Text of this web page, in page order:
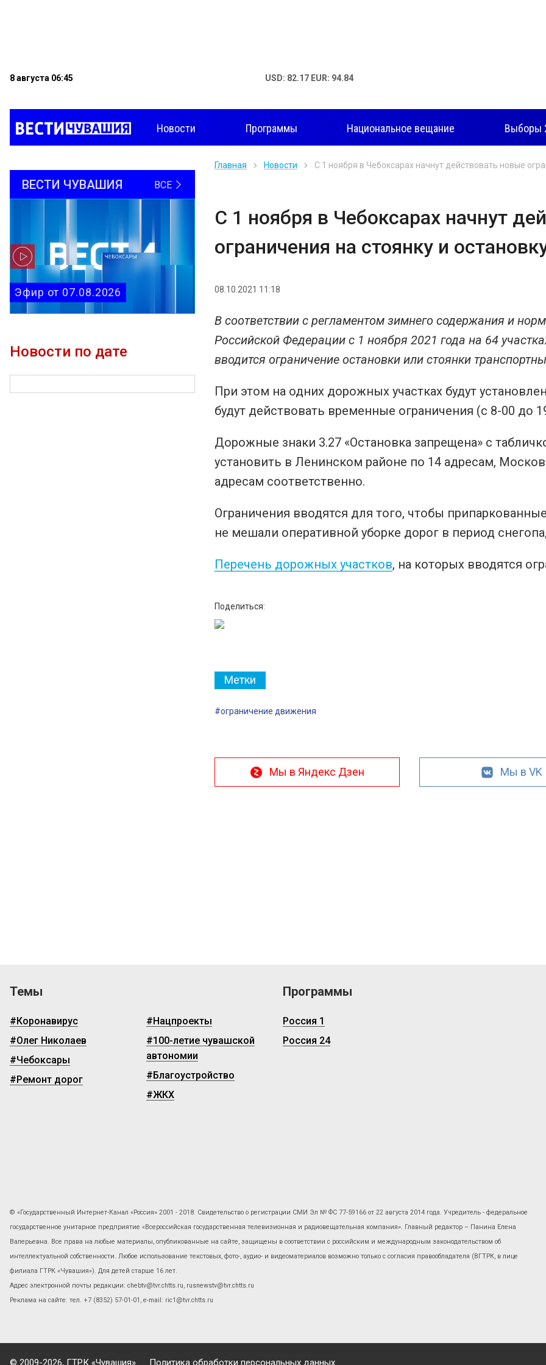
8 августа 06:45 USD: 82.17 EUR: 94.84
Новости Программы Национальное вещание Выборы
ВЕСТИ ЧУВАШИЯ ВСЕ
Эфир от 07.08.2026
Новости по дате
Главная Новости С 1 ноября в Чебоксарах начнут действовать новые
С 1 ноября в Чебоксарах начнут
ограничения на стоянку и
08.10.2021 11:18
В соответствии с регламентом зимнего содержания и
Российской Федерации с 1 ноября 2021 года на 64
вводится ограничение остановки или стоянки
При этом на одних дорожных участках будут
будут действовать временные ограничения (с 8-00 до
Дорожные знаки 3.27 «Остановка запрещена» с
установить в Ленинском районе по 14 адресам,
адресам соответственно.
Ограничения вводятся для того, чтобы
не мешали оперативной уборке дорог в период
Перечень дорожных участков, на которых вводятся
Поделиться:
Метки
#ограничение движения
Мы в Яндекс Дзен Мы в VK
Темы
#Коронавирус
#Олег Николаев
#Чебоксары
#Ремонт дорог
#Нацпроекты
#100-летие чувашской
автономии
#Благоустройство
#ЖКХ
Программы
Россия 1
Россия 24
© «Государственный Интернет-Канал «Россия» 2001 - 2018. Свидетельство о регистрации СМИ Эл № ФС 77-59166 от 22 августа 2014 года. Учредитель - федеральное
государственное унитарное предприятие «Всероссийская государственная телевизионная и радиовещательная компания». Главный редактор – Панина Елена
Валерьевна. Все права на любые материалы, опубликованные на сайте, защищены в соответствии с российским и международным законодательством об
интеллектуальной собственности. Любое использование текстовых, фото-, аудио- и видеоматериалов возможно только с согласия правообладателя (ВГТРК, в лице
филиала ГТРК «Чувашия»). Для детей старше 16 лет.
Адрес электронной почты редакции: chebtv@tvr.chtts.ru, rusnewstv@tvr.chtts.ru
Реклама на сайте: тел. +7 (8352) 57-01-01, е-mail: ric1@tvr.chtts.ru
© 2009-2026, ГТРК «Чувашия» Политика обработки персональных данных